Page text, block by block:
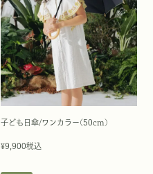
子ども日傘/ワンカラー(50cm)
¥9,900税込